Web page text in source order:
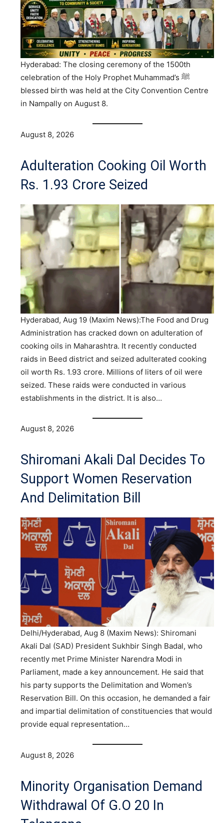
Hyderabad: The closing ceremony of the 1500th
celebration of the Holy Prophet Muhammad’s ﷺ
blessed birth was held at the City Convention Centre
in Nampally on August 8.
August 8, 2026
Adulteration Cooking Oil Worth
Rs. 1.93 Crore Seized
Hyderabad, Aug 19 (Maxim News):The Food and Drug
Administration has cracked down on adulteration of
cooking oils in Maharashtra. It recently conducted
raids in Beed district and seized adulterated cooking
oil worth Rs. 1.93 crore. Millions of liters of oil were
seized. These raids were conducted in various
establishments in the district. It is also…
August 8, 2026
Shiromani Akali Dal Decides To
Support Women Reservation
And Delimitation Bill
Delhi/Hyderabad, Aug 8 (Maxim News): Shiromani
Akali Dal (SAD) President Sukhbir Singh Badal, who
recently met Prime Minister Narendra Modi in
Parliament, made a key announcement. He said that
his party supports the Delimitation and Women’s
Reservation Bill. On this occasion, he demanded a fair
and impartial delimitation of constituencies that would
provide equal representation…
August 8, 2026
Minority Organisation Demand
Withdrawal Of G.O 20 In